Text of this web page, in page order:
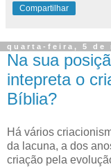
Compartilhar
quarta-feira, 5 de
Na sua
intepreta o
Bíblia?
Há vários
da lacuna, a dos
criação pela